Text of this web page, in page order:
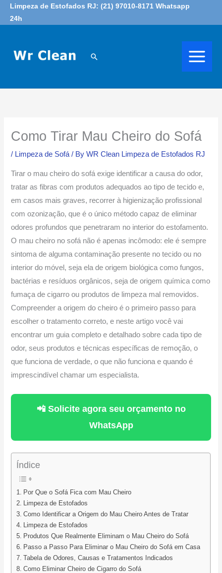
SkipLimpeza de Estofados RJ: (21) 97010-8171 Whatsapp
24h
Search
Como Tirar Mau Cheiro do Sofá
/ Limpeza de Sofá/ ByWR Clean Limpeza de Estofados RJ
Tirar o mau cheiro do sofá exige identificar a causa do odor,
tratar as fibras com produtos adequados ao tipo de tecido e,
em casos mais graves, recorrer à higienização profissional
com ozonização, que é o único método capaz de eliminar
odores profundos que penetraram no interior do estofamento.
O mau cheiro no sofá não é apenas incômodo: ele é sempre
sintoma de alguma contaminação presente no tecido ou no
interior do móvel, seja ela de origem biológica como fungos,
bactérias e resíduos orgânicos, seja de origem química como
fumaça de cigarro ou produtos de limpeza mal removidos.
Compreender a origem do cheiro é o primeiro passo para
escolher o tratamento correto, e neste artigo você vai
encontrar um guia completo e detalhado sobre cada tipo de
odor, seus produtos e técnicas específicas de remoção, o
que funciona de verdade, o que não funciona e quando é
imprescindível chamar um especialista.
📲 Solicite agora seu orçamento no
WhatsApp
Índice
Por Que o Sofá Fica com Mau Cheiro
Limpeza de Estofados
Como Identificar a Origem do Mau Cheiro Antes de Tratar
Limpeza de Estofados
Produtos Que Realmente Eliminam o Mau Cheiro do Sofá
Passo a Passo Para Eliminar o Mau Cheiro do Sofá em Casa
Tabela de Odores, Causas e Tratamentos Indicados
Como Eliminar Cheiro de Cigarro do Sofá